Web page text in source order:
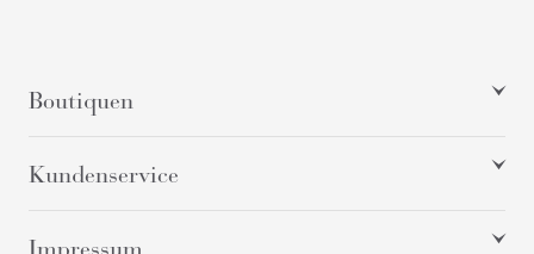
Boutiquen
Kundenservice
Impressum